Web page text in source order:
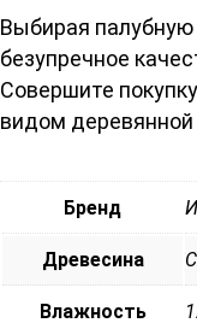
Выбирая палубную
безупречное
Совершите
видом деревянной
Бренд
Древесина
Влажность